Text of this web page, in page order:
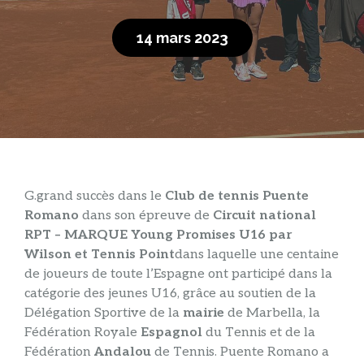
14 mars 2023
G.grand succès dans le Club de tennis Puente
Romano dans son épreuve de Circuit national
RPT – MARQUE Young Promises U16 par
Wilson et Tennis Pointdans laquelle une centaine
de joueurs de toute l’Espagne ont participé dans la
catégorie des jeunes U16, grâce au soutien de la
Délégation Sportive de la mairie de Marbella, la
Fédération Royale Espagnol du Tennis et de la
Fédération Andalou de Tennis. Puente Romano a